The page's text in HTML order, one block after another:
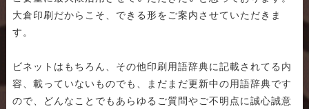
大倉印刷だからこそ、できる形をご案内させていただきま
す。
ビネットはもちろん、その他印刷用語辞典に記載されてる内
容、載っていないものでも、まだまだ更新中の用語辞典です
ので、どんなことでもあらゆるご質問やご不明点に誠心誠意